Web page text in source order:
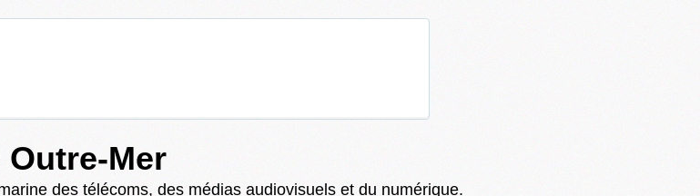
Mer
des télécoms, des médias audiovisuels et du numérique.